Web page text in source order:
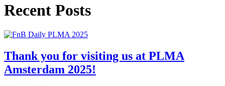
Recent Posts
Thank you for visiting us at PLMA
Amsterdam 2025!